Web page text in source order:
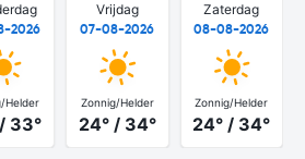
2026
Helder
33°
Vrijdag
07-08-2026
Zonnig/Helder
24° / 34°
Zaterdag
08-08-2026
Zonnig/Helder
24° / 34°